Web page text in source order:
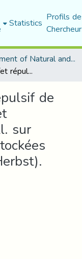
Statistics Profils
Department of Natural and Life Sciences
Evaluation de l ‘effet répulsif de Cuminum cyminum L. et Foeniculum vulgare Mill. sur l’insecte des céréales stockées Tribolium castaneum (Herbst).
de
sur